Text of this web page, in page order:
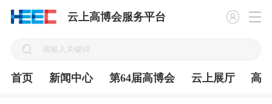
云上高博会服务平台
首页 新闻中心 第64届高博会 云上展厅 高